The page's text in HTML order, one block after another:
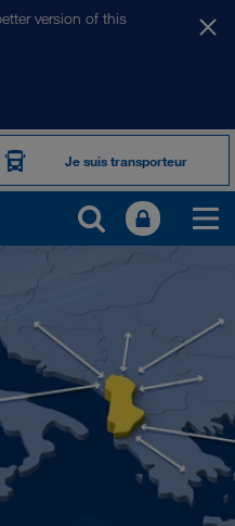
version of this
Je suis transporteur